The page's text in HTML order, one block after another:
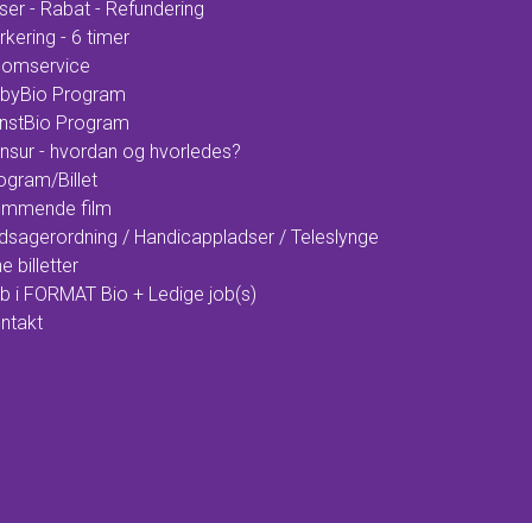
- Rabat - Refundering
- 6 timer
Program
Program
- hvordan og hvorledes?
Billet
film
/ Handicappladser / Teleslynge
billetter
i FORMAT Bio + Ledige job(s)